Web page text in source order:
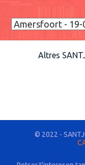
Altres
© 2022 -